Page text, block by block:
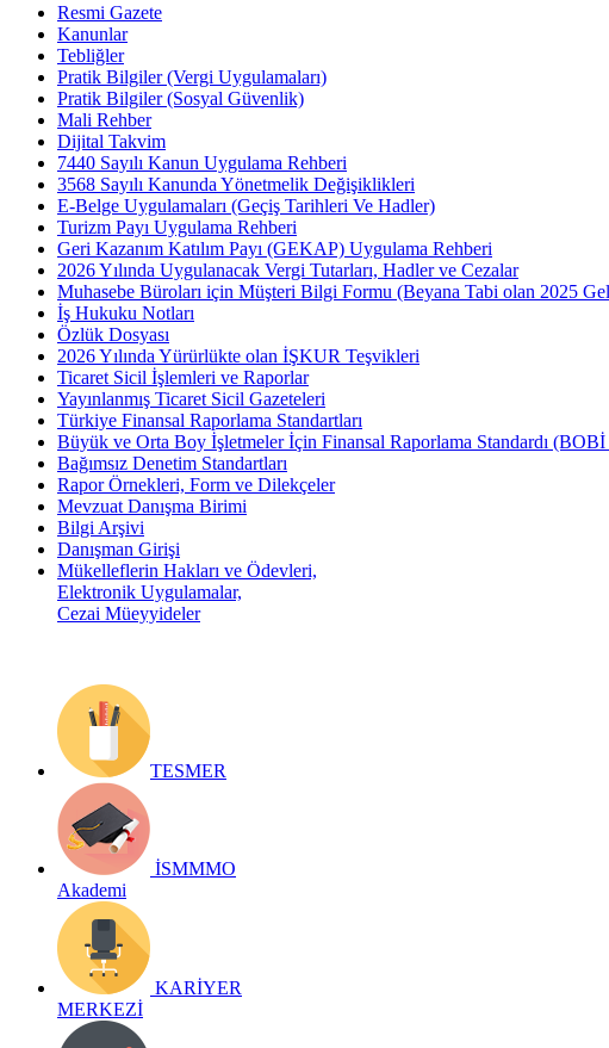
Resmi Gazete
Kanunlar
Tebliğler
Pratik Bilgiler (Vergi Uygulamaları)
Pratik Bilgiler (Sosyal Güvenlik)
Mali Rehber
Dijital Takvim
7440 Sayılı Kanun Uygulama Rehberi
3568 Sayılı Kanunda Yönetmelik Değişiklikleri
E-Belge Uygulamaları (Geçiş Tarihleri Ve Hadler)
Turizm Payı Uygulama Rehberi
Geri Kazanım Katılım Payı (GEKAP) Uygulama Rehberi
2026 Yılında Uygulanacak Vergi Tutarları, Hadler ve Cezalar
Muhasebe Büroları için Müşteri Bilgi Formu (Beyana Tabi olan 2025
İş Hukuku Notları
Özlük Dosyası
2026 Yılında Yürürlükte olan İŞKUR Teşvikleri
Ticaret Sicil İşlemleri ve Raporlar
Yayınlanmış Ticaret Sicil Gazeteleri
Türkiye Finansal Raporlama Standartları
Büyük ve Orta Boy İşletmeler İçin Finansal Raporlama Standardı
Bağımsız Denetim Standartları
Rapor Örnekleri, Form ve Dilekçeler
Mevzuat Danışma Birimi
Bilgi Arşivi
Danışman Girişi
Mükelleflerin Hakları ve Ödevleri,
Elektronik Uygulamalar,
Cezai Müeyyideler
TESMER
İSMMMO
Akademi
KARİYER
MERKEZİ